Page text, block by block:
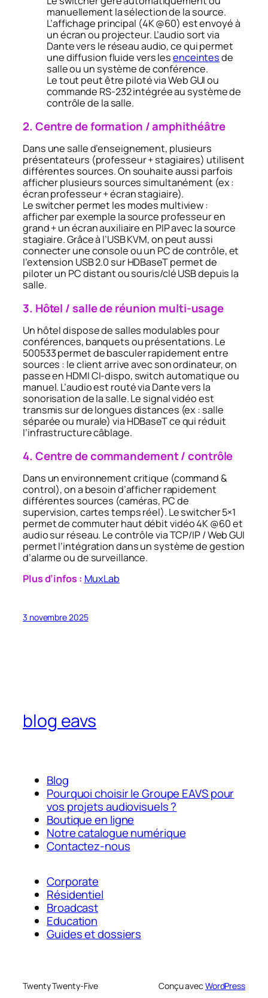
manuellement la sélection de la source.
L’affichage principal (4K @60) est envoyé à
un écran ou projecteur. L’audio sort via
Dante vers le réseau audio, ce qui permet
une diffusion fluide vers lesenceintesde
salle ou un système de conférence.
Le tout peut être piloté via Web GUI ou
commande RS-232 intégrée au système de
contrôle de la salle.
2. Centre de formation / amphithéâtre
Dans une salle d’enseignement, plusieurs
présentateurs (professeur + stagiaires) utilisent
différentes sources. On souhaite aussi parfois
afficher plusieurs sources simultanément (ex :
écran professeur + écran stagiaire).
Le switcher permet les modes multiview :
afficher par exemple la source professeur en
grand + un écran auxiliaire en PIP avec la source
stagiaire. Grâce à l’USB KVM, on peut aussi
connecter une console ou un PC de contrôle, et
l’extension USB 2.0 sur HDBaseT permet de
piloter un PC distant ou souris/clé USB depuis la
salle.
3. Hôtel / salle de réunion multi-usage
Un hôtel dispose de salles modulables pour
conférences, banquets ou présentations. Le
500533 permet de basculer rapidement entre
sources : le client arrive avec son ordinateur, on
passe en HDMI CI-dispo, switch automatique ou
manuel. L’audio est routé via Dante vers la
sonorisation de la salle. Le signal vidéo est
transmis sur de longues distances (ex : salle
séparée ou murale) via HDBaseT ce qui réduit
l’infrastructure câblage.
4. Centre de commandement / contrôle
Dans un environnement critique (command &
control), on a besoin d’afficher rapidement
différentes sources (caméras, PC de
supervision, cartes temps réel). Le switcher 5×1
permet de commuter haut débit vidéo 4K @60 et
audio sur réseau. Le contrôle via TCP/IP / Web GUI
permet l’intégration dans un système de gestion
d’alarme ou de surveillance.
Plus d’infos : MuxLab
3 novembre 2025
blog eavs
Blog
Pourquoi choisir le Groupe EAVS pour
vos projets audiovisuels ?
Boutique en ligne
Notre catalogue numérique
Contactez-nous
Corporate
Résidentiel
Broadcast
Education
Guides et dossiers
Twenty Twenty-Five Conçu avec WordPress